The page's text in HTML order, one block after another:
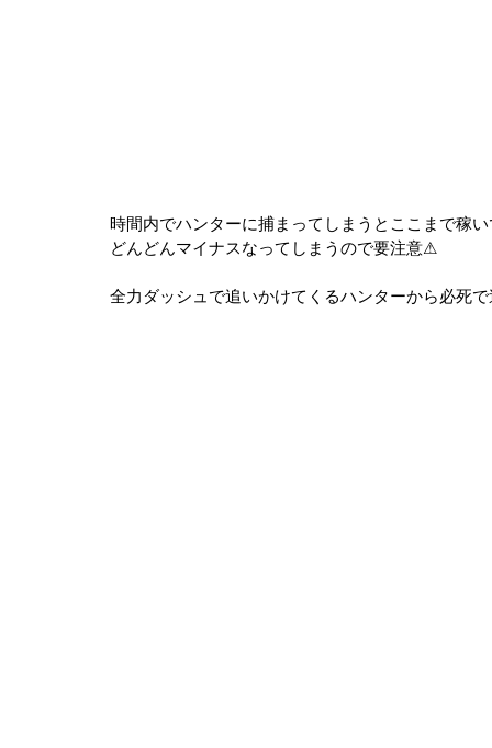
時間内でハンターに捕まってしまうとここまで稼
どんどんマイナスなってしまうので要注意⚠
全力ダッシュで追いかけてくるハンターから必死